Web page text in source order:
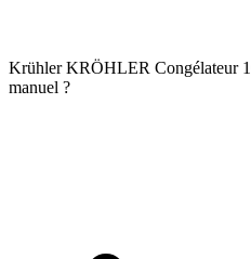
Krühler KRÖHLER Congélateur
manuel ?